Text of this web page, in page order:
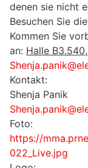
denen sie nicht
Besuchen Sie
Kommen Sie
an: Halle B3.540,
Kontakt:
Shenja Panik
Foto:
https://
022_Live.jpg